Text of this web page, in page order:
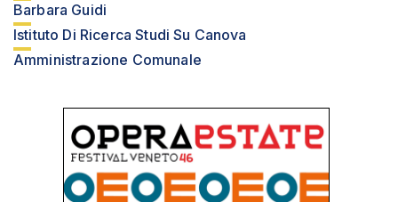
Barbara Guidi
Istituto Di Ricerca Studi Su Canova
Amministrazione Comunale